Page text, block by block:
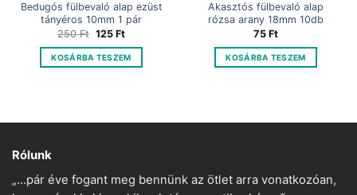
Bedugós fülbevaló alap ezüst
tányéros 10mm 1 pár
250Ft Original
was:
250 Ft.
125 FtCurrent
is:
125 Ft.
KOSÁRBA TESZEM
Akasztós fülbevaló alap
rózsa arany 18mm 10db
75 Ft
KOSÁRBA TESZEM
Rólunk
„…pár éve fogant meg bennünk az ötlet arra vonatkozóan,